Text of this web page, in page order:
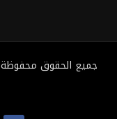
جميع الحقوق محفوظة لصالح